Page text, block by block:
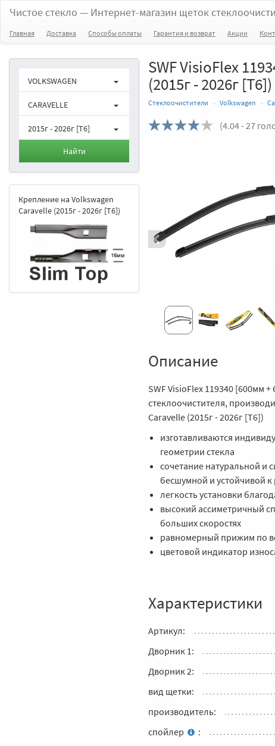
Чистое стекло — Интернет-магазин щеток
Главная Доставка Способы оплаты Гарантия и возврат Акции
SWF VisioFlex
(2015г - 2026г [T6])
Стеклоочистители Volkswagen
(4.04- 27
Описание
SWF VisioFlex 119340 [600мм
стеклоочистителя,
Caravelle (2015г - 2026г [T6])
изготавливаются
геометрии стекла
сочетание натуральной и
бесшумной и устойчивой
легкость установки
высокий ассиметричный
больших скоростях
равномерный прижим по
цветовой индикатор
Характеристики
Артикул:
Дворник 1:
Дворник 2:
вид щетки:
производитель:
спойлер
:
VOLKSWAGEN
CARAVELLE
2015г - 2026г [T6]
Найти
Крепление на Volkswagen
Caravelle (2015г - 2026г [T6])